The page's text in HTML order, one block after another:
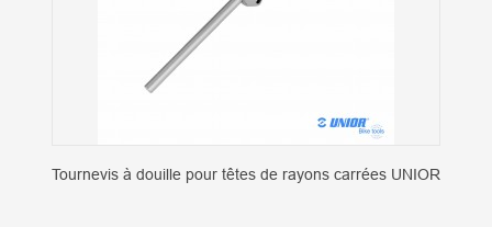
Tournevis à douille pour têtes de rayons carrées UNIOR